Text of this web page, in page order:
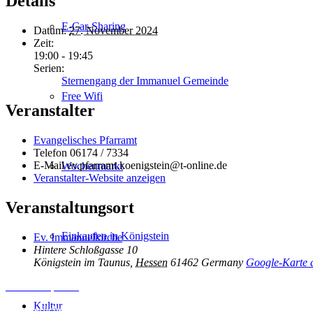
E-Car-Sharing
Free Wifi
Wochenmarkt
Einkaufen in Königstein
Kultur
Datum: 27. November 2024
Zeit:
19:00 - 19:45
Serien:
Sternengang der Immanuel Gemeinde
Veranstalter
Evangelisches Pfarramt
Telefon 06174 / 7334
E-Mailev.pfarramt.koenigstein@t-online.de
Veranstalter-Website anzeigen
Veranstaltungsort
Ev. Immanuelkirche
Hintere Schloßgasse 10
Königstein im Taunus Hessen 61462 Germany Google-Karte
Erforderlichen Service akzeptieren und Inhalte entsperren